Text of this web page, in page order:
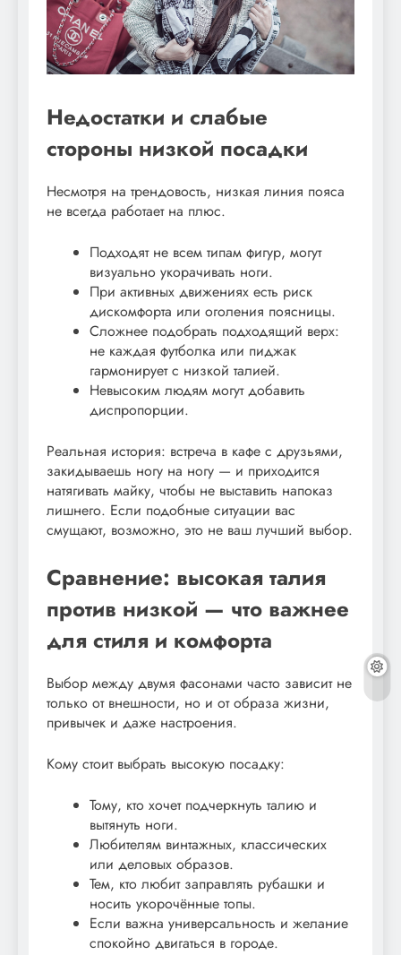
Недостатки и слабые
стороны низкой посадки
Несмотря на трендовость, низкая линия пояса
не всегда работает на плюс.
Подходят не всем типам фигур, могут
визуально укорачивать ноги.
При активных движениях есть риск
дискомфорта или оголения поясницы.
Сложнее подобрать подходящий верх:
не каждая футболка или пиджак
гармонирует с низкой талией.
Невысоким людям могут добавить
диспропорции.
Реальная история: встреча в кафе с друзьями,
закидываешь ногу на ногу — и приходится
натягивать майку, чтобы не выставить напоказ
лишнего. Если подобные ситуации вас
смущают, возможно, это не ваш лучший выбор.
Сравнение: высокая талия
против низкой — что важнее
для стиля и комфорта
Выбор между двумя фасонами часто зависит не
только от внешности, но и от образа жизни,
привычек и даже настроения.
Кому стоит выбрать высокую посадку:
Тому, кто хочет подчеркнуть талию и
вытянуть ноги.
Любителям винтажных, классических
или деловых образов.
Тем, кто любит заправлять рубашки и
носить укорочённые топы.
Если важна универсальность и желание
спокойно двигаться в городе.